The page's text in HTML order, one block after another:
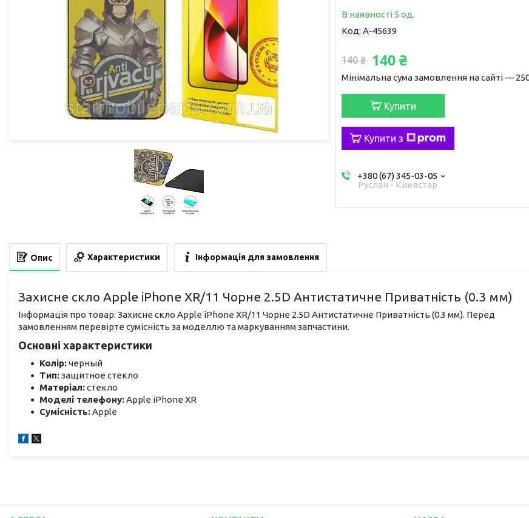
В наявності 5 од.
Код: A-45639
140 ₴ 140 ₴
Мінімальна сума замовлення на сайті —
Купити
Купити з
+380 (67) 345-03-05
Руслан - Киевстар
Опис Характеристики Інформація для замовлення
Захисне скло Apple iPhone XR/11 Чорне 2.5D Антистатичне Приватність (0.3 мм)
Інформація про товар: Захисне скло Apple iPhone XR/11 Чорне 2.5D Антистатичне Приватність (0.3 мм). Перед
замовленням перевірте сумісність за моделлю та маркуванням запчастини.
Основні характеристики
Колір:черный
Тип:защитное стекло
Матеріал:стекло
Моделі телефону:Apple iPhone XR
Сумісність:Apple